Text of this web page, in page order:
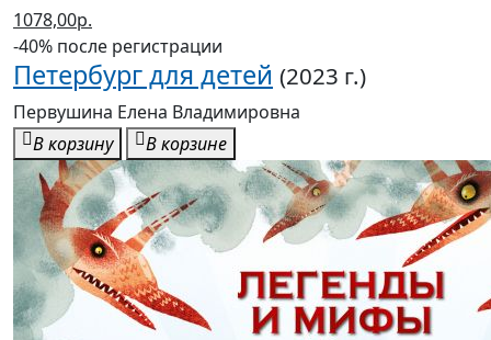
1078,00р.
-40% после регистрации
Петербург для детей (2023 г.)
Первушина Елена Владимировна
В корзину
В корзине